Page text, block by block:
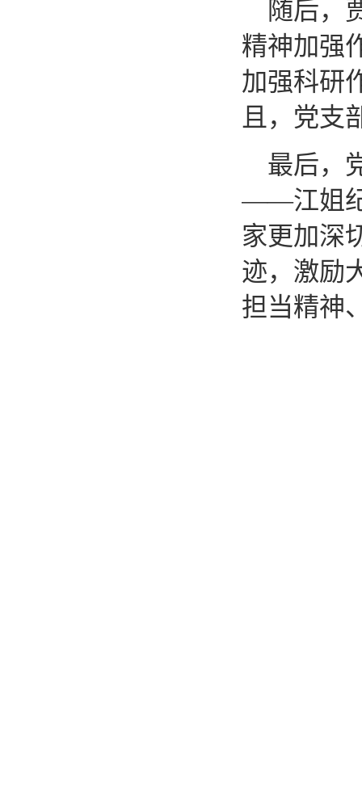
随后，
精神加强
加强科研
且，党支
最后，
——江姐纪
家更加深
迹，激励
担当精神